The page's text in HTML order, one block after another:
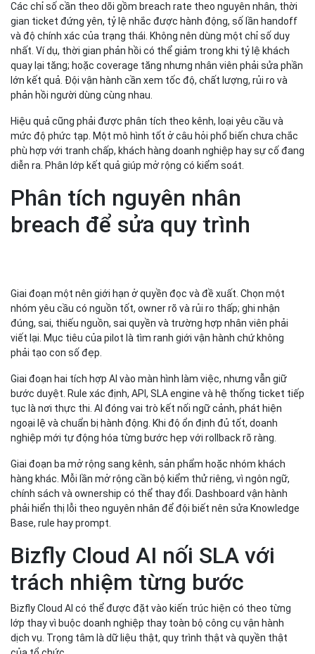
Các chỉ số cần theo dõi gồm breach rate theo nguyên nhân, thời
gian ticket đứng yên, tỷ lệ nhắc được hành động, số lần handoff
và độ chính xác của trạng thái. Không nên dùng một chỉ số duy
nhất. Ví dụ, thời gian phản hồi có thể giảm trong khi tỷ lệ khách
quay lại tăng; hoặc coverage tăng nhưng nhân viên phải sửa phần
lớn kết quả. Đội vận hành cần xem tốc độ, chất lượng, rủi ro và
phản hồi người dùng cùng nhau.
Hiệu quả cũng phải được phân tích theo kênh, loại yêu cầu và
mức độ phức tạp. Một mô hình tốt ở câu hỏi phổ biến chưa chắc
phù hợp với tranh chấp, khách hàng doanh nghiệp hay sự cố đang
diễn ra. Phân lớp kết quả giúp mở rộng có kiểm soát.
Phân tích nguyên nhân
breach để sửa quy trình
Giai đoạn một nên giới hạn ở quyền đọc và đề xuất. Chọn một
nhóm yêu cầu có nguồn tốt, owner rõ và rủi ro thấp; ghi nhận
đúng, sai, thiếu nguồn, sai quyền và trường hợp nhân viên phải
viết lại. Mục tiêu của pilot là tìm ranh giới vận hành chứ không
phải tạo con số đẹp.
Giai đoạn hai tích hợp AI vào màn hình làm việc, nhưng vẫn giữ
bước duyệt. Rule xác định, API, SLA engine và hệ thống ticket tiếp
tục là nơi thực thi. AI đóng vai trò kết nối ngữ cảnh, phát hiện
ngoại lệ và chuẩn bị hành động. Khi độ ổn định đủ tốt, doanh
nghiệp mới tự động hóa từng bước hẹp với rollback rõ ràng.
Giai đoạn ba mở rộng sang kênh, sản phẩm hoặc nhóm khách
hàng khác. Mỗi lần mở rộng cần bộ kiểm thử riêng, vì ngôn ngữ,
chính sách và ownership có thể thay đổi. Dashboard vận hành
phải hiển thị lỗi theo nguyên nhân để đội biết nên sửa Knowledge
Base, rule hay prompt.
Bizfly Cloud AI nối SLA với
trách nhiệm từng bước
Bizfly Cloud AI có thể được đặt vào kiến trúc hiện có theo từng
lớp thay vì buộc doanh nghiệp thay toàn bộ công cụ vận hành
dịch vụ. Trọng tâm là dữ liệu thật, quy trình thật và quyền thật